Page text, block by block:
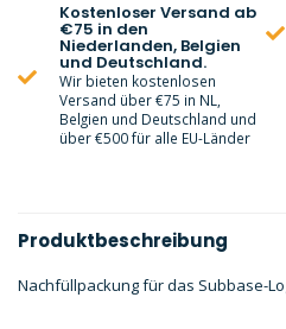
Kostenloser Versand ab
€75 in den
Niederlanden, Belgien
und Deutschland.
Wir bieten kostenlosen
Versand über €75 in NL,
Belgien und Deutschland und
über €500 für alle EU-Länder
Produktbeschreibung
Nachfüllpackung für das Subbase-